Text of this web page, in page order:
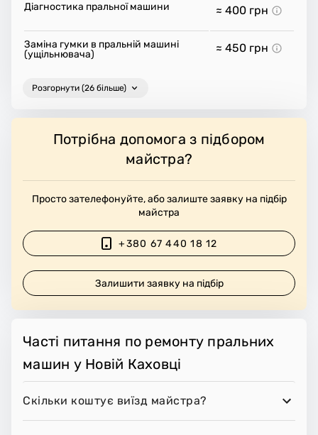
Діагностика пральної машини ≈ 400 грн
Заміна гумки в пральній машині
(ущільнювача)
≈ 450 грн
Розгорнути (26 більше)
Потрібна допомога з підбором
майстра?
Просто зателефонуйте, або залиште заявку на підбір
майстра
+380 67 440 18 12
Залишити заявку на підбір
Часті питання по ремонту пральних
машин у Новій Каховці
Скільки коштує виїзд майстра?